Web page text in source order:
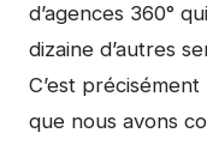
d’agences 360°
dizaine d’autres
C’est
que nous avons